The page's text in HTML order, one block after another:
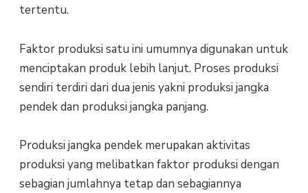
tertentu.
Faktor produksi satu ini umumnya digunakan untuk
menciptakan produk lebih lanjut. Proses produksi
sendiri terdiri dari dua jenis yakni produksi jangka
pendek dan produksi jangka panjang.
Produksi jangka pendek merupakan aktivitas
produksi yang melibatkan faktor produksi dengan
sebagian jumlahnya tetap dan sebagiannya